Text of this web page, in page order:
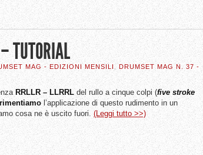
TUTORIAL
MAG - EDIZIONI MENSILI
DRUMSET MAG N. 37 -
RRLLR – LLRRL del rullo a cinque colpi (five stroke
l’applicazione di questo rudimento in un
cosa ne è uscito fuori. (Leggi tutto >>)